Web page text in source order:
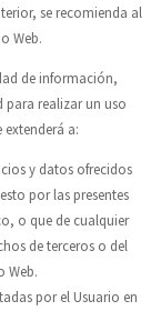
se recomienda al
Web.
de información,
para realizar un uso
extenderá a:
y datos ofrecidos
por las presentes
o que de cualquier
de terceros o del
Web.
por el Usuario en